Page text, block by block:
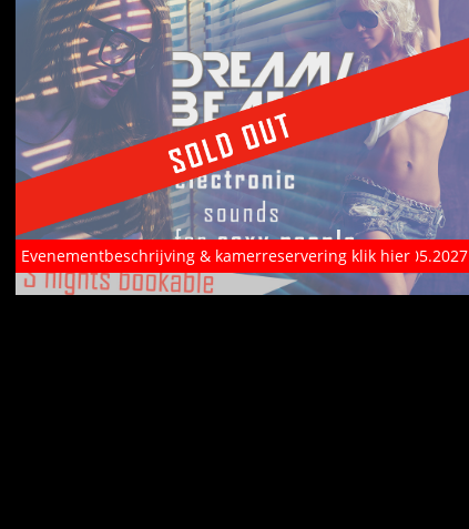
05. - 09.05.2027
Evenementbeschrijving & kamerreservering klik hier